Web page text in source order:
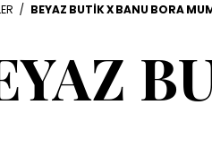
/ BEYAZ BUTİK X BANU BORA